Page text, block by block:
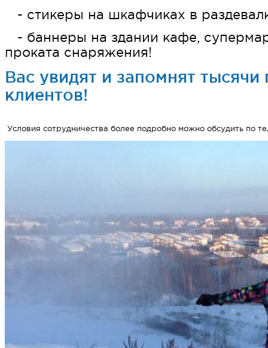
- стикеры на шкафчиках в
- баннеры на здании кафе,
проката снаряжения!
Вас увидят и запомнят
клиентов!
Условия сотрудничества более подробно можно обсудить по